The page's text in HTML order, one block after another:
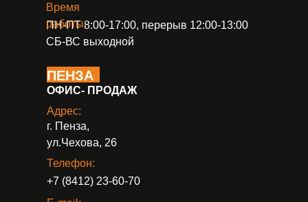
ПЕНЗА
ОФИС- ПРОДАЖ
+7 (8412) 23-60-70
Телефон:
г. Пенза,
ул.Чехова, 26
Адрес:
ПН-ПТ 8:00-17:00, перерыв 12:00-13:00
СБ-ВС выходной
Время
работы: